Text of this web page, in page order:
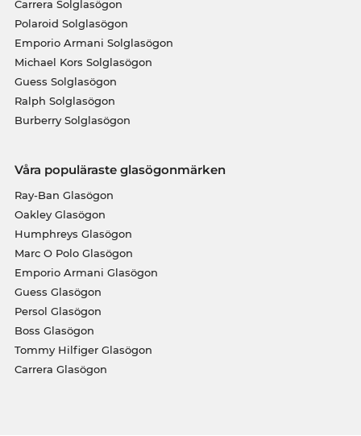
Carrera Solglasögon
Polaroid Solglasögon
Emporio Armani Solglasögon
Michael Kors Solglasögon
Guess Solglasögon
Ralph Solglasögon
Burberry Solglasögon
Våra populäraste glasögonmärken
Ray-Ban Glasögon
Oakley Glasögon
Humphreys Glasögon
Marc O Polo Glasögon
Emporio Armani Glasögon
Guess Glasögon
Persol Glasögon
Boss Glasögon
Tommy Hilfiger Glasögon
Carrera Glasögon